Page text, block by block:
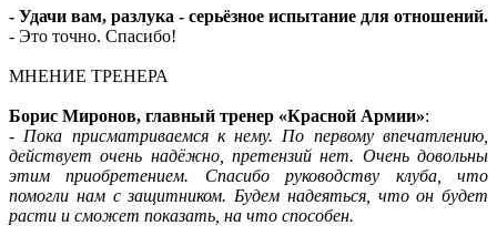
- Удачи вам, разлука - серьёзное испытание для отношений.
- Это точно. Спасибо!
МНЕНИЕ ТРЕНЕРА
Борис Миронов, главный тренер «Красной Армии»:
- Пока присматриваемся к нему. По первому впечатлению,
действует очень надёжно, претензий нет. Очень довольны
этим приобретением. Спасибо руководству клуба, что
помогли нам с защитником. Будем надеяться, что он будет
расти и сможет показать, на что способен.